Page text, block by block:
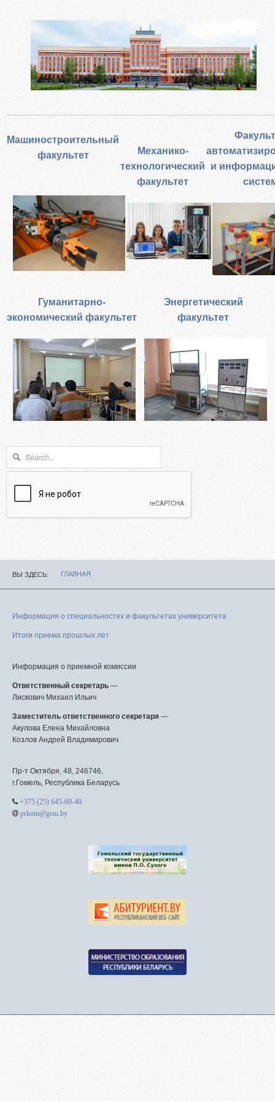
Зачисление без вступительных испытаний
Родителям абитуриентов
Часто задаваемые вопросы
Факультет довузовской подготовки
Репетиционное тестирование
Профориентанционные мероприятия 2023/2024
Машиностроительный
факультет
Механико-
технологический
факультет
и
Гуманитарно-
экономический факультет
Энергетический
факультет
Форма поиска
Поиск
ВЫ ЗДЕСЬ ГЛАВНАЯ
Информация о специальностях и факультетах университета
Итоги приема прошлых лет
Информация о приемной комиссии
Ответственный секретарь —
Лискович Михаил Ильич
Заместитель ответственного секретаря —
Акулова Елена Михайловна
Козлов Андрей Владимирович
Пр-т Октября, 48, 246746,
г.Гомель, Республика Беларусь
+375 (25) 645-69-40
prkom@gstu.by